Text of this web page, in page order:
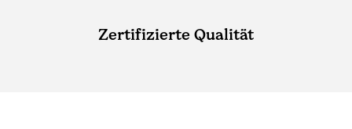
Zertifizierte Qualität